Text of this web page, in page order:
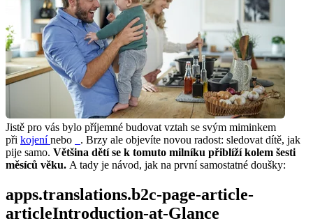
Jistě pro vás bylo příjemné budovat vztah se svým miminkem
při kojení nebo
. Brzy ale objevíte novou radost: sledovat dítě, jak
pije samo. Většina dětí se k tomuto milníku přiblíží kolem šesti
měsíců věku. A tady je návod, jak na první samostatné doušky:
apps.translations.b2c-page-article-
articleIntroduction-at-Glance